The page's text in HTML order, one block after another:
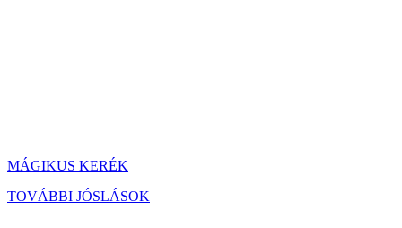
MÁGIKUS KERÉK
TOVÁBBI JÓSLÁSOK